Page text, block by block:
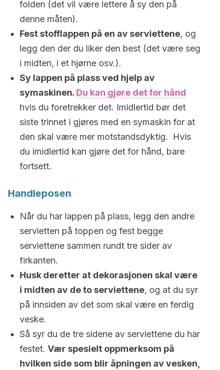
folden (det vil være lettere å sy den på
denne måten).
Fest stofflappen på en av serviettene, og
legg den der du liker den best (det være seg
i midten, i et hjørne osv.).
Sy lappen på plass ved hjelp av
symaskinen. Du kan gjøre det for hånd
hvis du foretrekker det. Imidlertid bør det
siste trinnet i gjøres med en symaskin for at
den skal være mer motstandsdyktig. Hvis
du imidlertid kan gjøre det for hånd, bare
fortsett.
Handleposen
Når du har lappen på plass, legg den andre
servietten på toppen og fest begge
serviettene sammen rundt tre sider av
firkanten.
Husk deretter at dekorasjonen skal være
i midten av de to serviettene, og at du syr
på innsiden av det som skal være en ferdig
veske.
Så syr du de tre sidene av serviettene du har
festet. Vær spesielt oppmerksom på
hvilken side som blir åpningen av vesken,